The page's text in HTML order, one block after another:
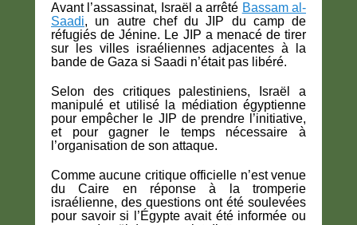
Avant l’assassinat, Israël a arrêté Bassam al-
Saadi, un autre chef du JIP du camp de
réfugiés de Jénine. Le JIP a menacé de tirer
sur les villes israéliennes adjacentes à la
bande de Gaza si Saadi n’était pas libéré.
Selon des critiques palestiniens, Israël a
manipulé et utilisé la médiation égyptienne
pour empêcher le JIP de prendre l’initiative,
et pour gagner le temps nécessaire à
l’organisation de son attaque.
Comme aucune critique officielle n’est venue
du Caire en réponse à la tromperie
israélienne, des questions ont été soulevées
pour savoir si l’Égypte avait été informée ou